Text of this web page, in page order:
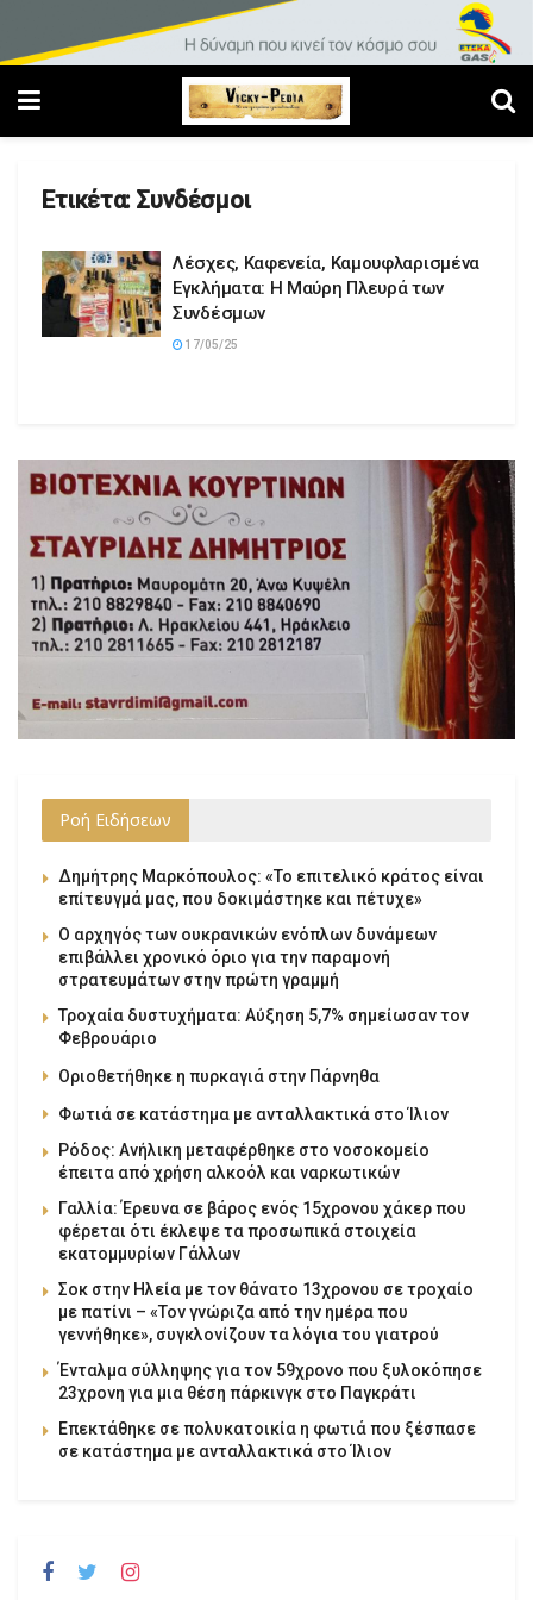
Ετικέτα: Συνδέσμοι
Λέσχες, Καφενεία, Καμουφλαρισμένα
Εγκλήματα: Η Μαύρη Πλευρά των
Συνδέσμων
17/05/25
Ροή Ειδήσεων
Δημήτρης Μαρκόπουλος: «Το επιτελικό κράτος είναι
επίτευγμά μας, που δοκιμάστηκε και πέτυχε»
Ο αρχηγός των ουκρανικών ενόπλων δυνάμεων
επιβάλλει χρονικό όριο για την παραμονή
στρατευμάτων στην πρώτη γραμμή
Τροχαία δυστυχήματα: Αύξηση 5,7% σημείωσαν τον
Φεβρουάριο
Οριοθετήθηκε η πυρκαγιά στην Πάρνηθα
Φωτιά σε κατάστημα με ανταλλακτικά στο Ίλιον
Ρόδος: Ανήλικη μεταφέρθηκε στο νοσοκομείο
έπειτα από χρήση αλκοόλ και ναρκωτικών
Γαλλία: Έρευνα σε βάρος ενός 15χρονου χάκερ που
φέρεται ότι έκλεψε τα προσωπικά στοιχεία
εκατομμυρίων Γάλλων
Σοκ στην Ηλεία με τον θάνατο 13χρονου σε τροχαίο
με πατίνι – «Τον γνώριζα από την ημέρα που
γεννήθηκε», συγκλονίζουν τα λόγια του γιατρού
Ένταλμα σύλληψης για τον 59χρονο που ξυλοκόπησε
23χρονη για μια θέση πάρκινγκ στο Παγκράτι
Επεκτάθηκε σε πολυκατοικία η φωτιά που ξέσπασε
σε κατάστημα με ανταλλακτικά στο Ίλιον